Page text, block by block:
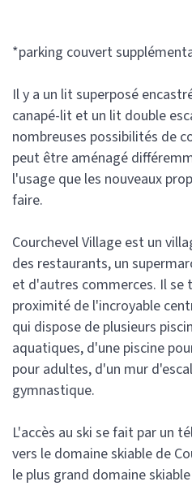
*parking couvert
Il y a un lit superposé
canapé-lit et un lit double
nombreuses possibilités de
peut être aménagé
l'usage que les nouveaux
faire.
Courchevel Village est un
des restaurants, un
et d'autres commerces. Il se
proximité de l'incroyable
qui dispose de plusieurs
aquatiques, d'une piscine
pour adultes, d'un mur
gymnastique.
L'accès au ski se fait par un
vers le domaine skiable de
le plus grand domaine